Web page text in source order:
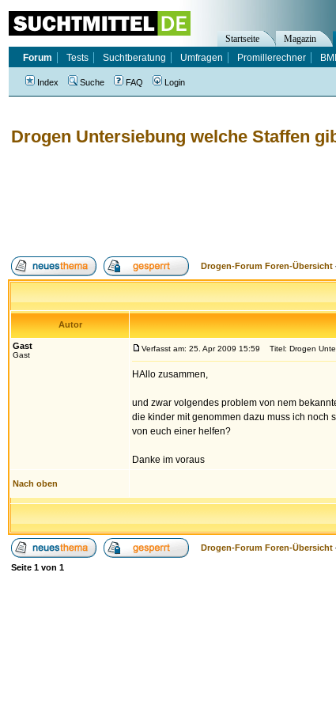
Drogen Untersiebung welche Staffen
Drogen-Forum Foren-Übersicht
Autor
Gast
Gast
Verfasst am: 25. Apr 2009 15:59 Titel: Drogen
HAllo zusammen,
und zwar volgendes problem von nem
die kinder mit genommen dazu muss ich noch
von euch einer helfen?
Danke im voraus
Nach oben
Drogen-Forum Foren-Übersicht
Seite 1 von 1
Startseite Magazin
Forum
Tests Suchtberatung Umfragen Promillerechner
Index Suche FAQ Login